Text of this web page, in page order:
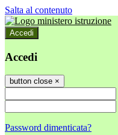
Salta al contenuto
Accedi
Accedi
button close ×
Password dimenticata?